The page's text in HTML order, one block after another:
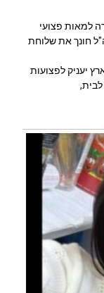
למאות פצועי
חונך את שלוחת
יעניק לפצועות